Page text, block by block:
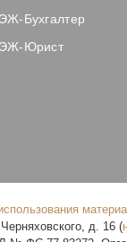
ЭЖ-Бухгалтер
ЭЖ-Юрист
д. 16 (